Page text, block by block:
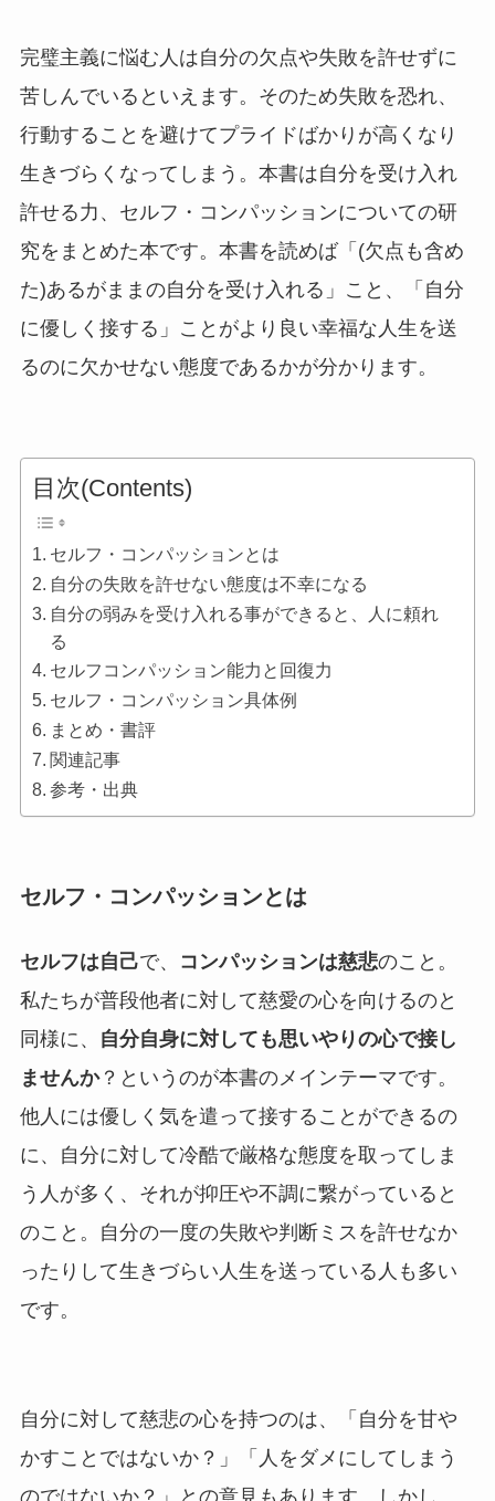
完璧主義に悩む人は自分の欠点や失敗を許せずに
苦しんでいるといえます。そのため失敗を恐れ、
行動することを避けてプライドばかりが高くなり
生きづらくなってしまう。本書は自分を受け入れ
許せる力、セルフ・コンパッションについての研
究をまとめた本です。本書を読めば「(欠点も含め
た)あるがままの自分を受け入れる」こと、「自分
に優しく接する」ことがより良い幸福な人生を送
るのに欠かせない態度であるかが分かります。
目次(Contents)
セルフ・コンパッションとは
自分の失敗を許せない態度は不幸になる
自分の弱みを受け入れる事ができると、人に頼れ
る
セルフコンパッション能力と回復力
セルフ・コンパッション具体例
まとめ・書評
関連記事
参考・出典
セルフ・コンパッションとは
セルフは自己で、 コンパッションは慈悲のこと。
私たちが普段他者に対して慈愛の心を向けるのと
同様に、
自分自身に対しても思いやりの心で接し
ませんか？というのが本書のメインテーマです。
他人には優しく気を遣って接することができるの
に、自分に対して冷酷で厳格な態度を取ってしま
う人が多く、それが抑圧や不調に繋がっていると
のこと。自分の一度の失敗や判断ミスを許せなか
ったりして生きづらい人生を送っている人も多い
です。
自分に対して慈悲の心を持つのは、「自分を甘や
かすことではないか？」「人をダメにしてしまう